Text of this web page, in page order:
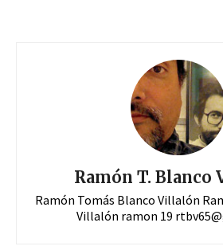
Ramón T. Blanco
Ramón Tomás Blanco Villalón
Villalón ramon 19